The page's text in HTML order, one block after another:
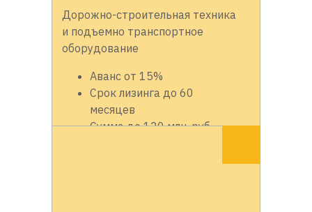
Дорожно-строительная техника
и подъемно транспортное
оборудование
Аванс от 15%
Срок лизинга до 60
месяцев
Сумма до 120 млн. руб.